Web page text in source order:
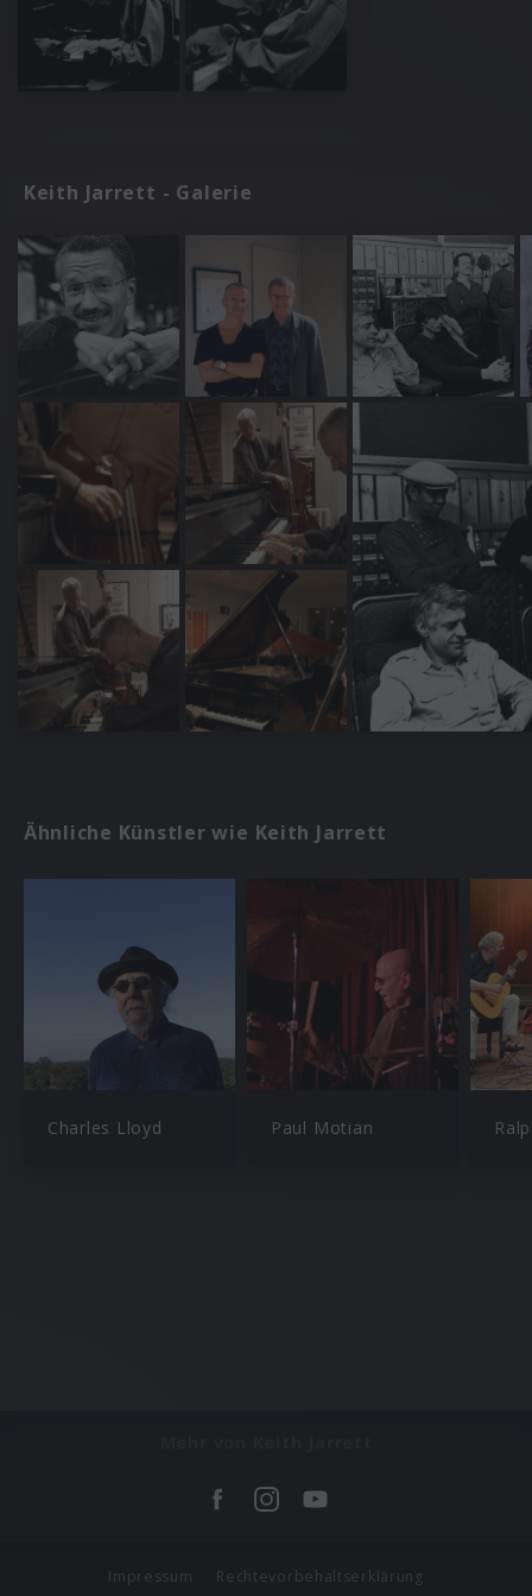
Keith Jarrett - Galerie
Ähnliche Künstler wie Keith Jarrett
Charles Lloyd Paul Motian
Impressum Rechtevorbehaltserklärung